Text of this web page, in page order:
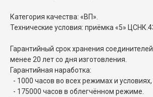
Категория качества: «ВП».
Технические условия: приёмка «5»
Гарантийный срок хранения
менее 20 лет со дня изготовления.
Гарантийная наработка:
- 1000 часов во всех режимах и
- 175000 часов в облегчённом режиме.